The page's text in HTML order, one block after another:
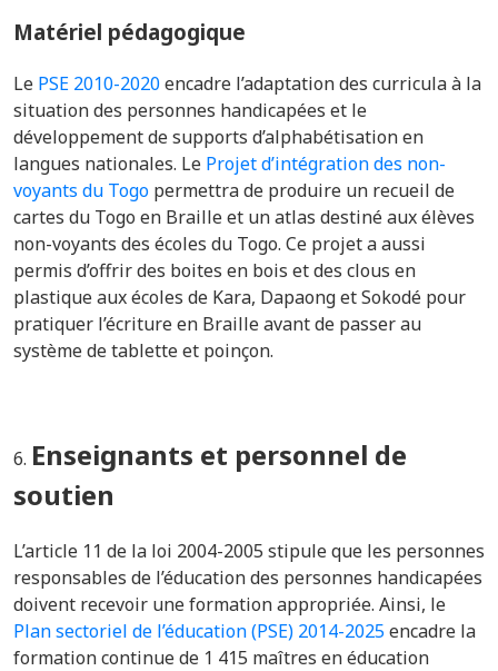
Matériel pédagogique
Le PSE 2010-2020encadre l’adaptation des curricula à la
situation des personnes handicapées et le
développement de supports d’alphabétisation en
langues nationales. Le Projet d’intégration des non-
voyants du Togo permettra de produire un recueil de
cartes du Togo en Braille et un atlas destiné aux élèves
non-voyants des écoles du Togo. Ce projet a aussi
permis d’offrir des boites en bois et des clous en
plastique aux écoles de Kara, Dapaong et Sokodé pour
pratiquer l’écriture en Braille avant de passer au
système de tablette et poinçon.
Enseignants et personnel de
soutien
L’article 11 de la loi 2004-2005 stipule que les personnes
responsables de l’éducation des personnes handicapées
doivent recevoir une formation appropriée. Ainsi, le
Plan sectoriel de l’éducation (PSE) 2014-2025encadre la
formation continue de 1 415 maîtres en éducation